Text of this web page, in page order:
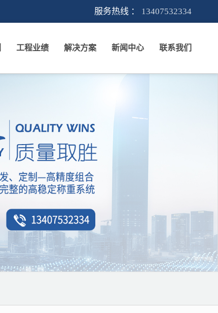
服务热线 ： 13407532334
工程业绩 解决方案 新闻中心 联系我们